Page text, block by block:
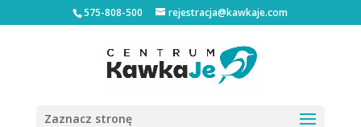
575-808-500 rejestracja@kawkaje.com
Zaznacz stronę